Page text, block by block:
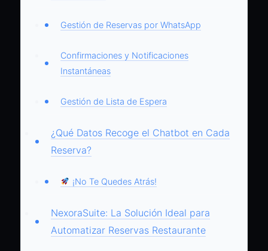
Gestión de Reservas por WhatsApp
Confirmaciones y Notificaciones
Instantáneas
Gestión de Lista de Espera
¿Qué Datos Recoge el Chatbot en Cada
Reserva?
¡No Te Quedes Atrás!
NexoraSuite: La Solución Ideal para
Automatizar Reservas Restaurante